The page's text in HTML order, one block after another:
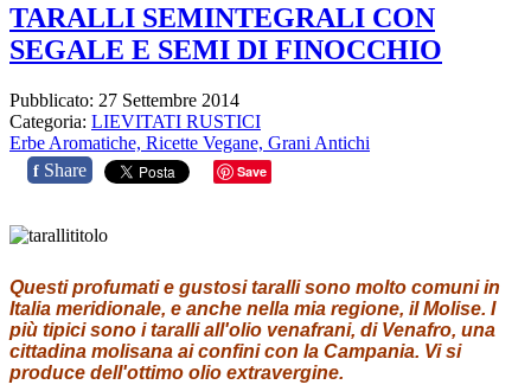
TARALLI SEMINTEGRALI CON
SEGALE E SEMI DI FINOCCHIO
Pubblicato: 27 Settembre 2014
Categoria: LIEVITATI RUSTICI
Erbe Aromatiche, Ricette Vegane, Grani Antichi
f Share Save
Questi profumati e gustosi taralli sono molto comuni in
Italia meridionale, e anche nella mia regione, il Molise. I
più tipici sono i taralli all'olio venafrani, di Venafro, una
cittadina molisana ai confini con la Campania. Vi si
produce dell'ottimo olio extravergine.